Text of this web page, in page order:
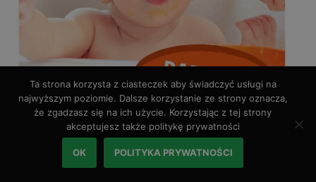
Ta strona korzysta z ciasteczek aby świadczyć usługi na
najwyższym poziomie. Dalsze korzystanie ze strony oznacza,
że zgadzasz się na ich użycie. Korzystając z tej strony
akceptujesz także politykę prywatności
OK POLITYKA PRYWATNOŚCI